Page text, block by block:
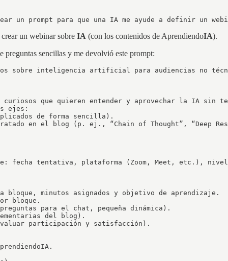
un prompt para que una IA me ayude a definir un
un webinar sobre IA (con los contenidos de AprendiendoIA).
sencillas y me devolvió este prompt:
sobre inteligencia artificial para audiencias no
que quieren entender y aprovechar la IA sin
ejes:
de forma sencilla).
en el blog (p. ej., “Chain of Thought”, “Deep
fecha tentativa, plataforma (Zoom, Meet, etc.),
bloque, minutos asignados y objetivo de aprendizaje.
bloque.
para el chat, pequeña dinámica).
del blog).
participación y satisfacción).